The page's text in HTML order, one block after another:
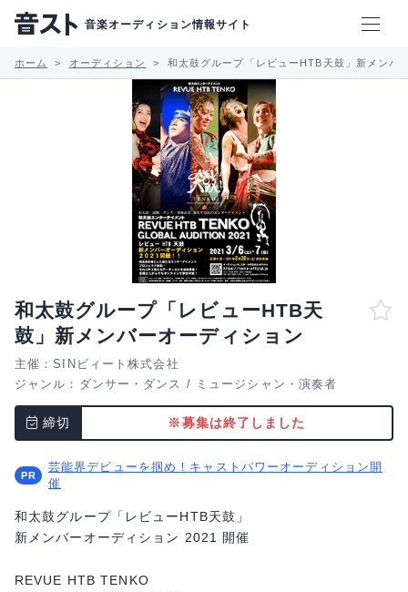
音楽オーディション情報サイト
ホーム オーディション 和太鼓グループ「レビューHTB天鼓」新メンバ
和太鼓グループ「レビューHTB天
鼓」新メンバーオーディション
主催：SINビィート株式会社
ジャンル： ダンサー・ダンス / ミュージシャン・演奏者
締切 ※募集は終了しました
芸能界デビューを掴め！キャストパワーオーディション開
催
和太鼓グループ「レビューHTB天鼓」
新メンバーオーディション 2021 開催
REVUE HTB TENKO